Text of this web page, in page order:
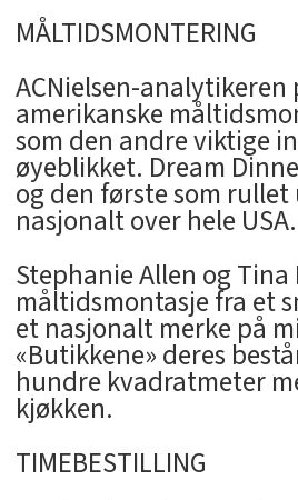
MÅLTIDSMONTERING
ACNielsen-analytikeren
amerikanske
som den andre viktige
øyeblikket. Dream
og den første som
nasjonalt over hele USA.
Stephanie Allen og
måltidsmontasje fra et
et nasjonalt merke på
«Butikkene» deres
hundre kvadratmeter
kjøkken.
TIMEBESTILLING